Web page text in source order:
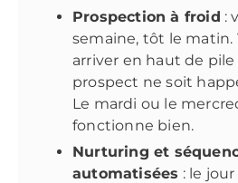
Prospection à froid :
semaine, tôt le matin.
arriver en haut de
prospect ne soit
Le mardi ou le
fonctionne bien.
Nurturing et
automatisées : le